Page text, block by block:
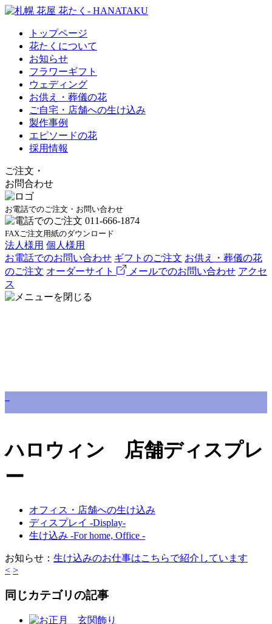
トップページ
花たくについて
お知らせ
フラワーギフト
ウェディング
お供え・葬儀の花
ご自宅・店舗への生け込み
製作事例
エピソードの花
採用情報
ご注文 ・
お問合わせ
お電話でのご注文・お問い合わせ
FAXご注文用紙のダウンロード
法人様用 個人様用
お電話でのお問い合わせ ギフトのご注文 お供え・葬儀の花
のご注文 オーダーサイト メールでのお問い合わせ アクセ
ス
ハロウィン 店舗ディスプレ
ー
オフィス・店舗への生け込み
ディスプレイ -Display-
生け込み -For home, Office -
お知らせ： 生け込みのお仕事はこちらで紹介しています
< >
同じカテゴリの記事